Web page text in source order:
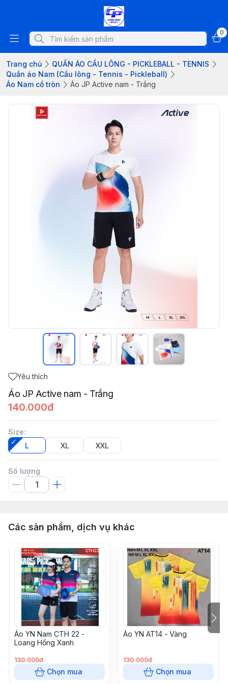
0
Trang chủ
QUẦN ÁO CẦU LÔNG - PICKLEBALL - TENNIS
Quần áo Nam (Cầu lông - Tennis - Pickleball)
Áo Nam cổ tròn
Áo JP Active nam - Trắng
Yêu thích
Áo JP Active nam - Trắng
140.000đ
Size:
L
XL XXL
Số lượng
Các sản phẩm, dịch vụ khác
Áo YN Nam CTH 22 -
Loang Hồng Xanh
130.000đ
Chọn mua
Áo YN AT14 - Vàng
130.000đ
Chọn mua